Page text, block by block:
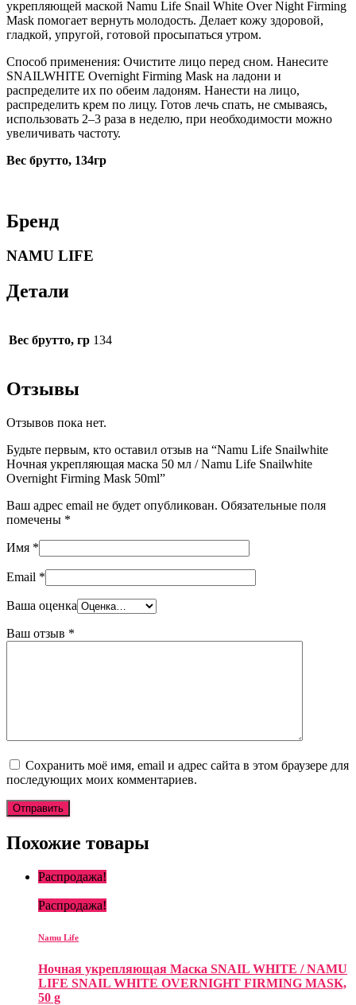
укрепляющей маской Namu Life Snail White Over Night Firming
Mask помогает вернуть молодость. Делает кожу здоровой,
гладкой, упругой, готовой просыпаться утром.
Способ применения: Очистите лицо перед сном. Нанесите
SNAILWHITE Overnight Firming Mask на ладони и
распределите их по обеим ладоням. Нанести на лицо,
распределить крем по лицу. Готов лечь спать, не смываясь,
использовать 2–3 раза в неделю, при необходимости можно
увеличивать частоту.
Вес брутто, 134гр
Бренд
NAMU LIFE
Детали
Вес брутто, гр 134
Отзывы
Отзывов пока нет.
Будьте первым, кто оставил отзыв на “Namu Life Snailwhite
Ночная укрепляющая маска 50 мл / Namu Life Snailwhite
Overnight Firming Mask 50ml”
Ваш адрес email не будет опубликован. Обязательные поля
помечены *
Имя *
Email *
Ваша оценка
Ваш отзыв *
Сохранить моё имя, email и адрес сайта в этом браузере для
последующих моих комментариев.
Похожие товары
Распродажа!
Распродажа!
Namu Life
Ночная укрепляющая Маска SNAIL WHITE / NAMU
LIFE SNAIL WHITE OVERNIGHT FIRMING MASK,
50 g